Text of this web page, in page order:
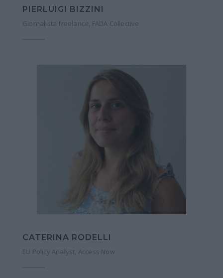
PIERLUIGI BIZZINI
Giornalista freelance, FADA Collective
CATERINA RODELLI
EU Policy Analyst, Access Now